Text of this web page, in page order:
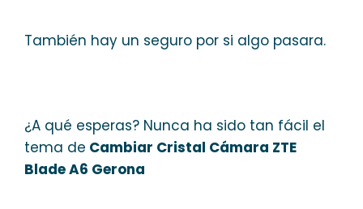
También hay un seguro por si algo pasara.
¿A qué esperas? Nunca ha sido tan fácil el
tema de Cambiar Cristal Cámara ZTE
Blade A6 Gerona